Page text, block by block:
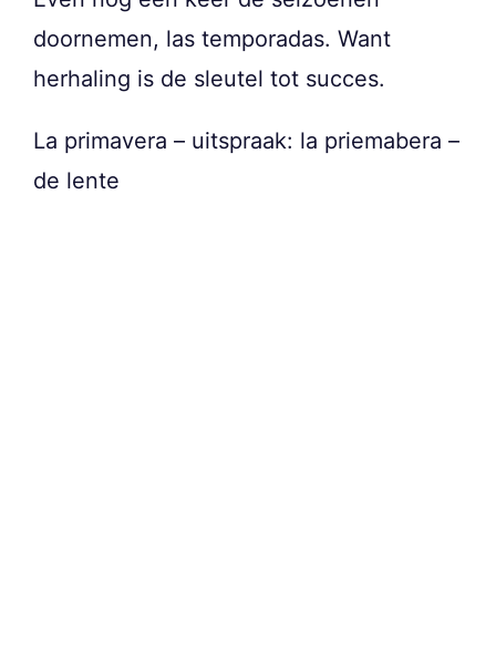
doornemen, las temporadas. Want
herhaling is de sleutel tot succes.
La primavera – uitspraak: la priemabera –
de lente